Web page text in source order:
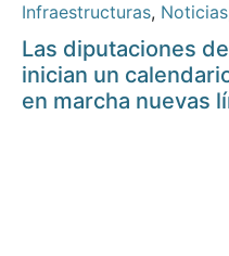
Infraestructuras, Noticias
Las diputaciones
inician un
en marcha nuevas